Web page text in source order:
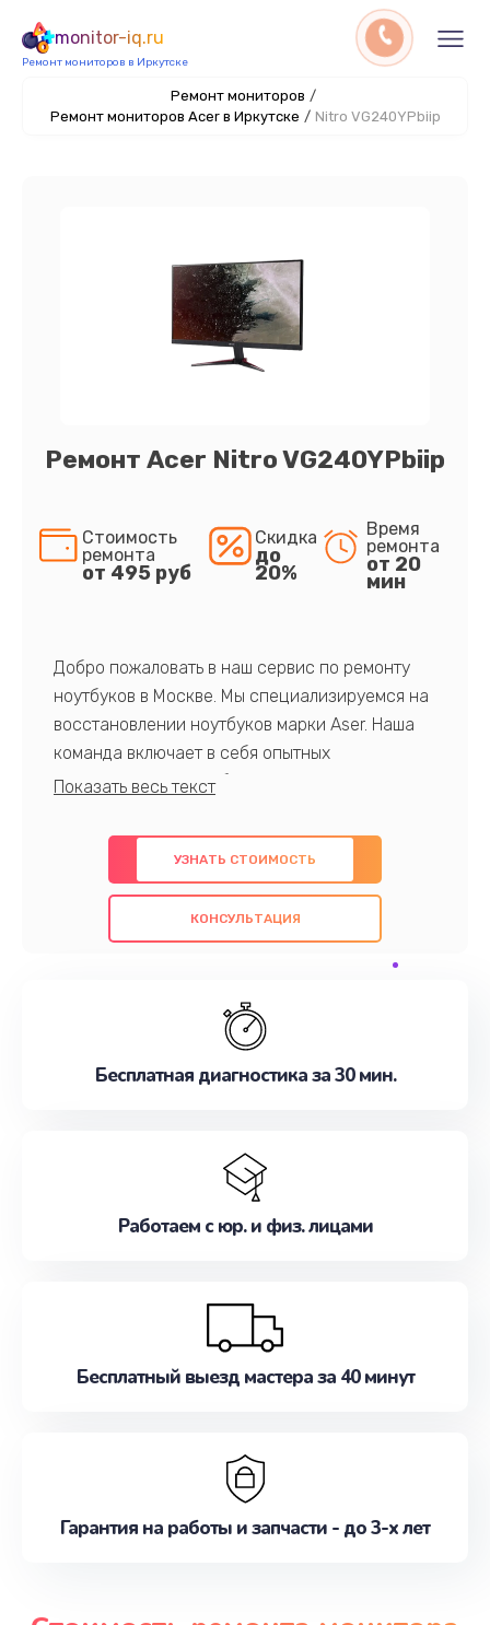
monitor-iq.ru
Ремонт мониторов в Иркутске
Ремонт мониторов /
Ремонт мониторов Acer в Иркутске / Nitro VG240YPbiip
Ремонт Acer Nitro VG240YPbiip
Стоимость
ремонта
от 495 руб
Скидка
до
20%
Время
ремонта
от 20
мин
Добро пожаловать в наш сервис по ремонту
ноутбуков в Москве. Мы специализируемся на
восстановлении ноутбуков марки Aser. Наша
команда включает в себя опытных
профессионалов с обширными знаниями и
предлагаем быстрый и качественный ремонт с
использованием оригинальных компонентов, а
также гарантируем качество всех
проведенных работ. Наша цель - предоставить
наилучшим образом. Не медлите записаться на
УЗНАТЬ СТОИМОСТЬ
КОНСУЛЬТАЦИЯ
Бесплатная диагностика за 30 мин.
Работаем с юр. и физ. лицами
Бесплатный выезд мастера за 40 минут
Гарантия на работы и запчасти - до 3-х лет